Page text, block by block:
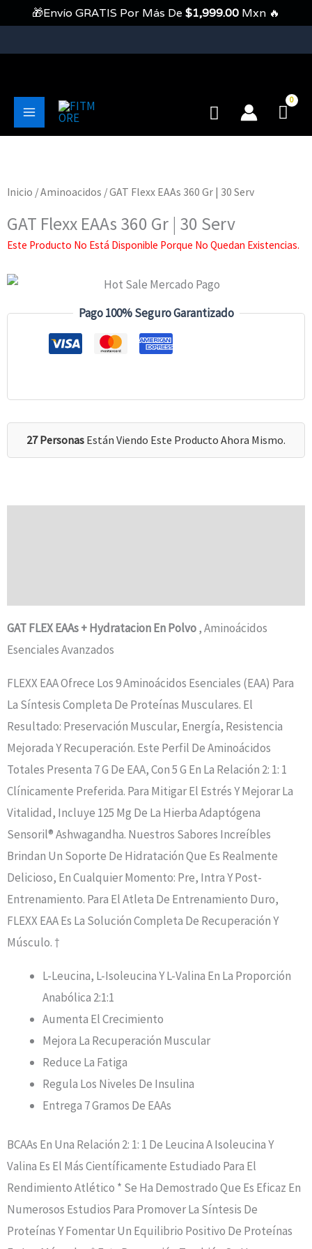
Contenido
Main
Buscar
Inicio /Aminoacidos / GAT Flexx EAAs 360 Gr | 30 Serv
GAT Flexx EAAs 360 Gr | 30 Serv
Este Producto No Está Disponible Porque No Quedan Existencias.
Pago 100% Seguro Garantizado
27 Personas Están Viendo Este Producto Ahora Mismo.
GAT FLEX EAAs + Hydratacion En Polvo, Aminoácidos
Esenciales Avanzados
FLEXX EAA Ofrece Los 9 Aminoácidos Esenciales (EAA) Para
La Síntesis Completa De Proteínas Musculares. El
Resultado: Preservación Muscular, Energía, Resistencia
Mejorada Y Recuperación. Este Perfil De Aminoácidos
Totales Presenta 7 G De EAA, Con 5 G En La Relación 2: 1: 1
Clínicamente Preferida. Para Mitigar El Estrés Y Mejorar La
Vitalidad, Incluye 125 Mg De La Hierba Adaptógena
Sensoril® Ashwagandha. Nuestros Sabores Increíbles
Brindan Un Soporte De Hidratación Que Es Realmente
Delicioso, En Cualquier Momento: Pre, Intra Y Post-
Entrenamiento. Para El Atleta De Entrenamiento Duro,
FLEXX EAA Es La Solución Completa De Recuperación Y
Músculo. †
L-Leucina, L-Isoleucina Y L-Valina En La Proporción
Anabólica 2:1:1
Aumenta El Crecimiento
Mejora La Recuperación Muscular
Reduce La Fatiga
Regula Los Niveles De Insulina
Entrega 7 Gramos De EAAs
BCAAs En Una Relación 2: 1: 1 De Leucina A Isoleucina Y
Valina Es El Más Científicamente Estudiado Para El
Rendimiento Atlético * Se Ha Demostrado Que Es Eficaz En
Numerosos Estudios Para Promover La Síntesis De
Proteínas Y Fomentar Un Equilibrio Positivo De Proteínas
🎁Envío GRATIS Por Más De $1,999.00 Mxn 🔥